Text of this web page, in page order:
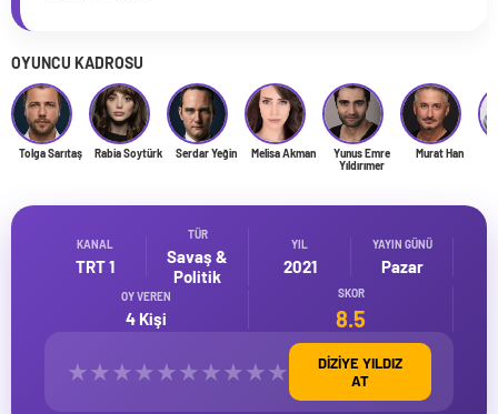
OYUNCU KADROSU
Tolga Sarıtaş Rabia Soytürk Serdar Yeğin Melisa Akman
Yunus Emre
Yıldırımer
Murat Han
KANAL
TRT 1
TÜR
Savaş &
Politik
YIL
2021
YAYIN GÜNÜ
Pazar
OY VEREN
4 Kişi
SKOR
8.5
★★★★★★★★★★
DİZİYE YILDIZ
AT